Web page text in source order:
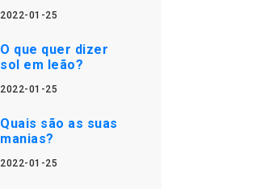
2022-01-25
O que quer dizer
sol em leão?
2022-01-25
Quais são as suas
manias?
2022-01-25